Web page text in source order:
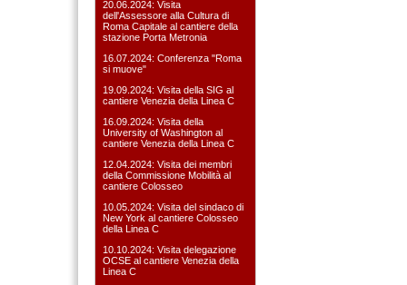
20.06.2024: Visita
dell'Assessore alla Cultura di
Roma Capitale al cantiere della
stazione Porta Metronia
16.07.2024: Conferenza "Roma
si muove"
19.09.2024: Visita della SIG al
cantiere Venezia della Linea C
16.09.2024: Visita della
University of Washington al
cantiere Venezia della Linea C
12.04.2024: Visita dei membri
della Commissione Mobilità al
cantiere Colosseo
10.05.2024: Visita del sindaco di
New York al cantiere Colosseo
della Linea C
10.10.2024: Visita delegazione
OCSE al cantiere Venezia della
Linea C